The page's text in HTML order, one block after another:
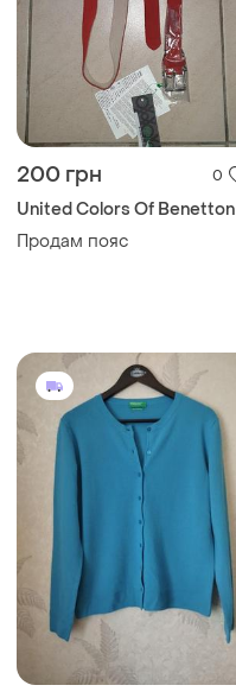
200 грн 0
United Colors Of Benetton
Продам пояс